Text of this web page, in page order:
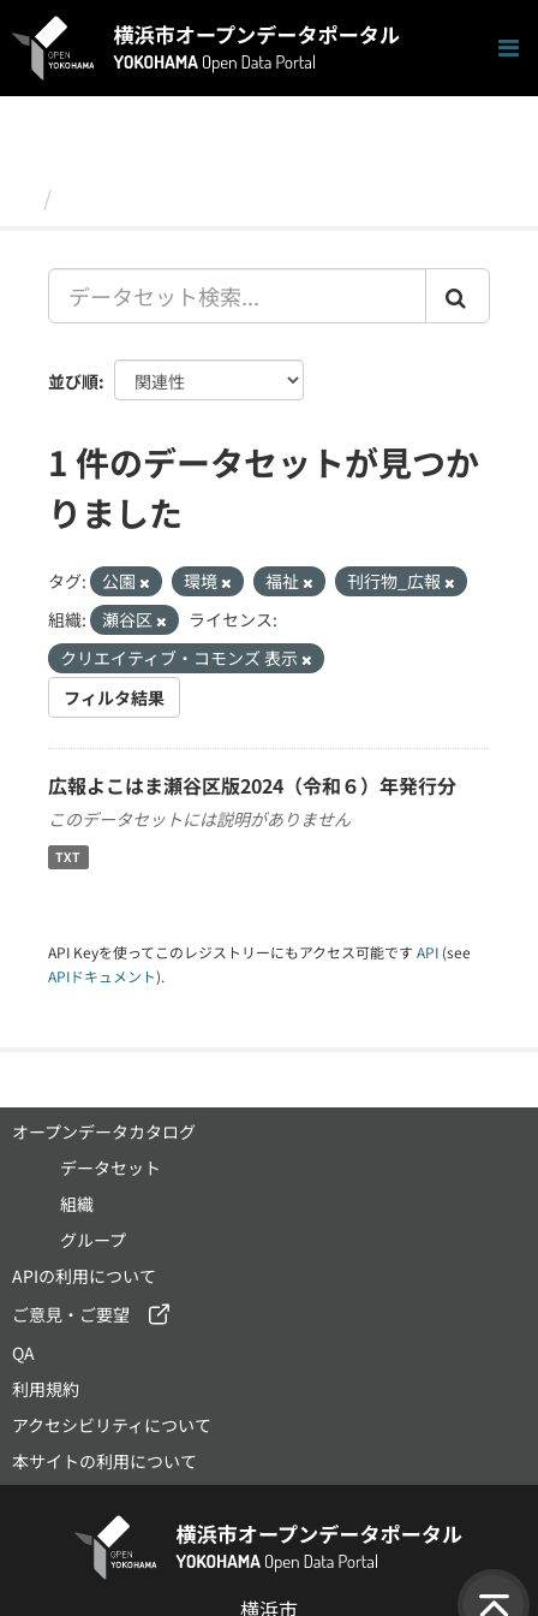
キ
並び順
1 件のデータセットが見つか
りました
タグ: 公園 環境 福祉
刊行物_広報
組織:
瀬谷区
ライセンス:
クリエイティブ・コモンズ 表示
フィルタ結果
広報よこはま瀬谷区版2024（令和６）年発行分
このデータセットには説明がありません
TXT
API Keyを使ってこのレジストリーにもアクセス可能です API (see
APIドキュメント).
オープンデータカタログ
データセット
組織
グループ
APIの利用について
ご意見・ご要望
QA
利用規約
アクセシビリティについて
本サイトの利用について
横浜市